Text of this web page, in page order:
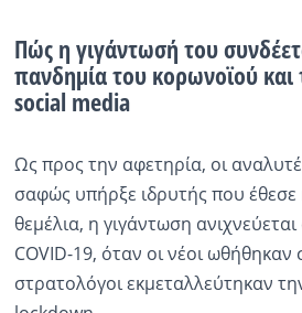
Πώς η γιγάντωσή του
πανδημία του κορωνοϊού και
social media
Ως προς την αφετηρία, οι
σαφώς υπήρξε ιδρυτής που έθεσε
θεμέλια, η γιγάντωση
COVID-19, όταν οι νέοι ωθήθηκαν
στρατολόγοι εκμεταλλεύτηκαν